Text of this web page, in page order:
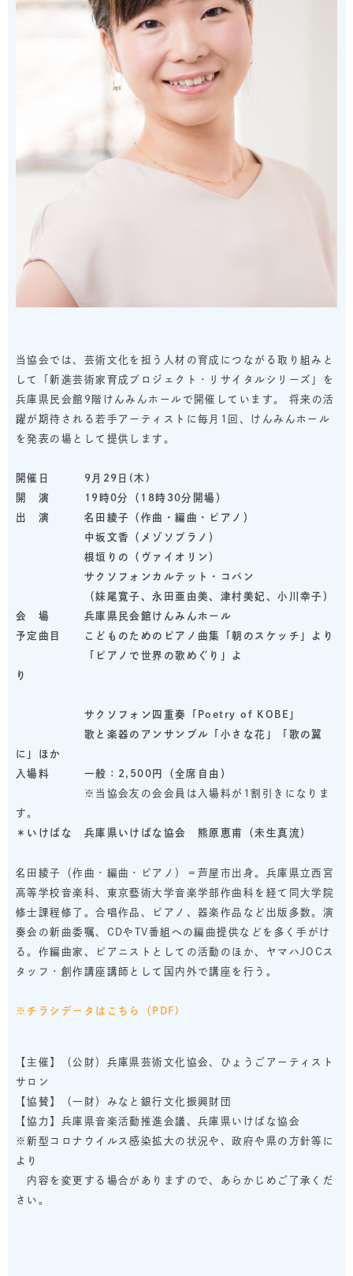
当協会では、芸術文化を担う人材の育成につながる取り組みと
して「新進芸術家育成プロジェクト・リサイタルシリーズ」を
兵庫県民会館9階けんみんホールで開催しています。 将来の活
躍が期待される若手アーティストに毎月1回、けんみんホール
を発表の場として提供します。
開催日 9月29日(木)
開 演 19時0分（18時30分開場）
出 演 名田綾子（作曲・編曲・ピアノ）
中坂文香（メゾソプラノ）
根垣りの（ヴァイオリン）
サクソフォンカルテット・コパン
（妹尾寛子、永田亜由美、津村美妃、小川幸子）
会 場 兵庫県民会館けんみんホール
予定曲目 こどものためのピアノ曲集「朝のスケッチ」より
「ピアノで世界の歌めぐり」よ
り
サクソフォン四重奏「Poetry of KOBE」
歌と楽器のアンサンブル「小さな花」「歌の翼
に」ほか
入場料 一般：2,500円（全席自由）
※当協会友の会会員は入場料が1割引きになりま
す。
＊いけばな 兵庫県いけばな協会 熊原恵甫（未生真流）
名田綾子（作曲・編曲・ピアノ）＝芦屋市出身。兵庫県立西宮
高等学校音楽科、東京藝術大学音楽学部作曲科を経て同大学院
修士課程修了。合唱作品、ピアノ、器楽作品など出版多数。演
奏会の新曲委嘱、CDやTV番組への編曲提供などを多く手がけ
る。作編曲家、ピアニストとしての活動のほか、ヤマハJOCス
タッフ・創作講座講師として国内外で講座を行う。
※チラシデータはこちら（PDF)
【主催】（公財）兵庫県芸術文化協会、ひょうごアーティスト
サロン
【協賛】（一財）みなと銀行文化振興財団
【協力】兵庫県音楽活動推進会議、兵庫県いけばな協会
※新型コロナウイルス感染拡大の状況や、政府や県の方針等に
より
内容を変更する場合がありますので、あらかじめご了承くだ
さい。